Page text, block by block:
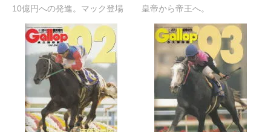
10億円への発進。マック登場 皇帝から帝王へ。